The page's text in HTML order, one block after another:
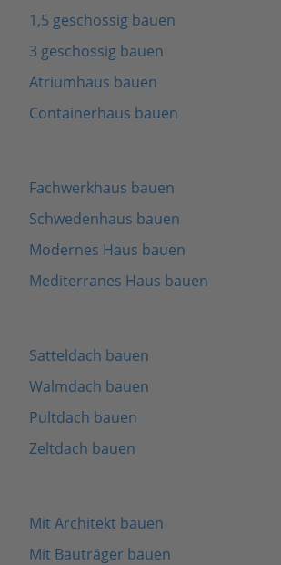
1,5 geschossig bauen
3 geschossig bauen
Atriumhaus bauen
Containerhaus bauen
Fachwerkhaus bauen
Schwedenhaus bauen
Modernes Haus bauen
Mediterranes Haus bauen
Satteldach bauen
Walmdach bauen
Pultdach bauen
Zeltdach bauen
Mit Architekt bauen
Mit Bauträger bauen